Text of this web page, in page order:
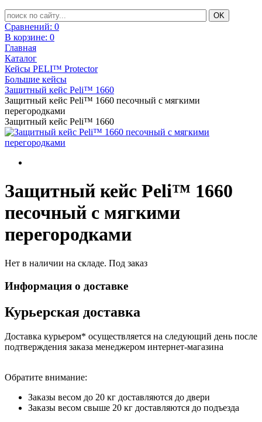
Сравнений: 0
В корзине: 0
Главная
Каталог
Кейсы PELI™ Protector
Большие кейсы
Защитный кейс Peli™ 1660
Защитный кейс Peli™ 1660 песочный с мягкими
перегородками
Защитный кейс Peli™ 1660
Защитный кейс Peli™ 1660
песочный с мягкими
перегородками
Нет в наличии на складе. Под заказ
Информация о доставке
Курьерская доставка
Доставка курьером* осуществляется на следующий день после
подтверждения заказа менеджером интернет-магазина
Обратите внимание:
Заказы весом до 20 кг доставляются до двери
Заказы весом свыше 20 кг доставляются до подъезда